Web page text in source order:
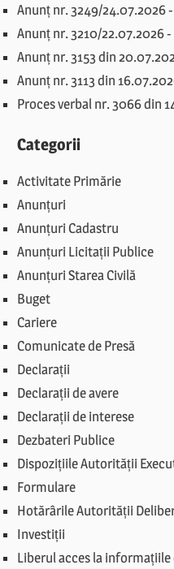
Anunț nr. 3249/24.07.2026
Anunț nr. 3210/22.07.2026-
Anunț nr. 3153 din
Anunț nr. 3113 din
Proces verbal nr. 3066 din
Categorii
Activitate Primărie
Anunțuri
Anunțuri Cadastru
Anunțuri Licitații Publice
Anunțuri Starea Civilă
Buget
Cariere
Comunicate de Presă
Declarații
Declarații de avere
Declarații de interese
Dezbateri Publice
Dispozițiile Autorității
Formulare
Hotărârile Autorității
Investiții
Liberul acces la